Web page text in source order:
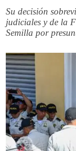
Su decisión
judiciales y de la
Semilla por